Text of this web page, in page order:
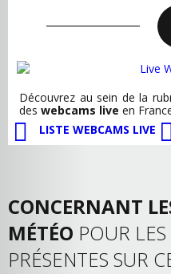
Découvrez au sein de la
des webcams live en
LISTE WEBCAMS LIVE
CONCERNANT
MÉTÉO POUR
PRÉSENTES SUR